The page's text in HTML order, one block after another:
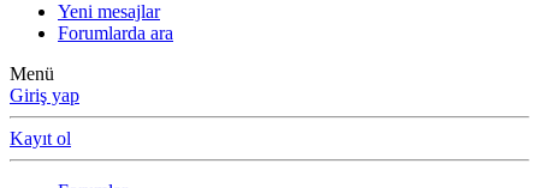
Yeni mesajlar
Forumlarda ara
Menü
Giriş yap
Kayıt ol